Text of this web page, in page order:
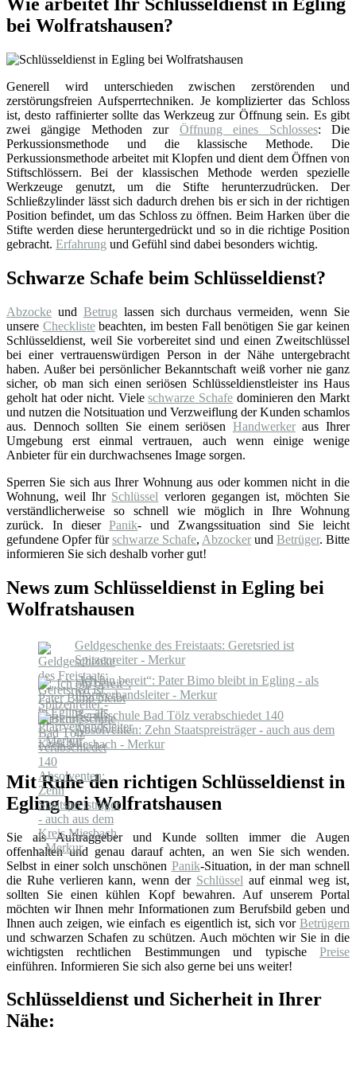
bei Wolfratshausen?
Generell wird unterschieden zwischen zerstörenden und
zerstörungsfreien Aufsperrtechniken. Je komplizierter das Schloss
ist, desto raffinierter sollte das Werkzeug zur Öffnung sein. Es gibt
zwei gängige Methoden zur Öffnung eines Schlosses: Die
Perkussionsmethode und die klassische Methode. Die
Perkussionsmethode arbeitet mit Klopfen und dient dem Öffnen von
Stiftschlössern. Bei der klassischen Methode werden spezielle
Werkzeuge genutzt, um die Stifte herunterzudrücken. Der
Schließzylinder lässt sich dadurch drehen bis er sich in der richtigen
Position befindet, um das Schloss zu öffnen. Beim Harken über die
Stifte werden diese heruntergedrückt und so in die richtige Position
gebracht. Erfahrung und Gefühl sind dabei besonders wichtig.
Schwarze Schafe beim Schlüsseldienst?
Abzocke und Betrug lassen sich durchaus vermeiden, wenn Sie
unsere Checklistebeachten, im besten Fall benötigen Sie gar keinen
Schlüsseldienst, weil Sie vorbereitet sind und einen Zweitschlüssel
bei einer vertrauenswürdigen Person in der Nähe untergebracht
haben. Außer bei persönlicher Bekanntschaft weiß vorher nie ganz
sicher, ob man sich einen seriösen Schlüsseldienstleister ins Haus
geholt hat oder nicht. Vieleschwarze Schafe dominieren den Markt
und nutzen die Notsituation und Verzweiflung der Kunden schamlos
aus. Dennoch sollten Sie einem seriösen Handwerkeraus Ihrer
Umgebung erst einmal vertrauen, auch wenn einige wenige
Anbieter für ein durchwachsenes Image sorgen.
Sperren Sie sich aus Ihrer Wohnung aus oder kommen nicht in die
Wohnung, weil Ihr Schlüssel verloren gegangen ist, möchten Sie
verständlicherweise so schnell wie möglich in Ihre Wohnung
zurück. In dieserPanik- und Zwangssituation sind Sie leicht
gefundene Opfer fürschwarze Schafe, Abzocker und Betrüger. Bitte
informieren Sie sich deshalb vorher gut!
News zum Schlüsseldienst in Egling bei
Wolfratshausen
Geldgeschenke des Freistaats: Geretsried ist
Spitzenreiter - Merkur
„Ich bin bereit“: Pater Bimo bleibt in Egling - als
Pfarrverbandsleiter - Merkur
Berufsschule Bad Tölz verabschiedet 140
Absolventen: Zehn Staatspreisträger - auch aus dem
Kreis Miesbach - Merkur
Mit Ruhe den richtigen Schlüsseldienst in
Egling bei Wolfratshausen
Sie als Auftraggeber und Kunde sollten immer die Augen
offenhalten und genau darauf achten, an wen Sie sich wenden.
Selbst in einer solch unschönen Panik-Situation, in der man schnell
die Ruhe verlieren kann, wenn der Schlüssel auf einmal weg ist,
sollten Sie einen kühlen Kopf bewahren. Auf unserem Portal
möchten wir Ihnen mehr Informationen zum Berufsbild geben und
Ihnen auch zeigen, wie einfach es eigentlich ist, sich vor Betrügern
und schwarzen Schafen zu schützen. Auch möchten wir Sie in die
wichtigsten rechtlichen Bestimmungen und typische Preise
einführen. Informieren Sie sich also gerne bei uns weiter!
Schlüsseldienst und Sicherheit in Ihrer
Nähe: